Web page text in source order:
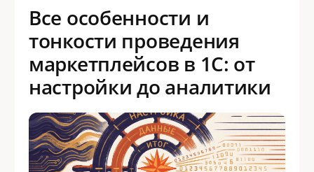
Все особенности и
тонкости проведения
маркетплейсов в 1С: от
настройки до аналитики